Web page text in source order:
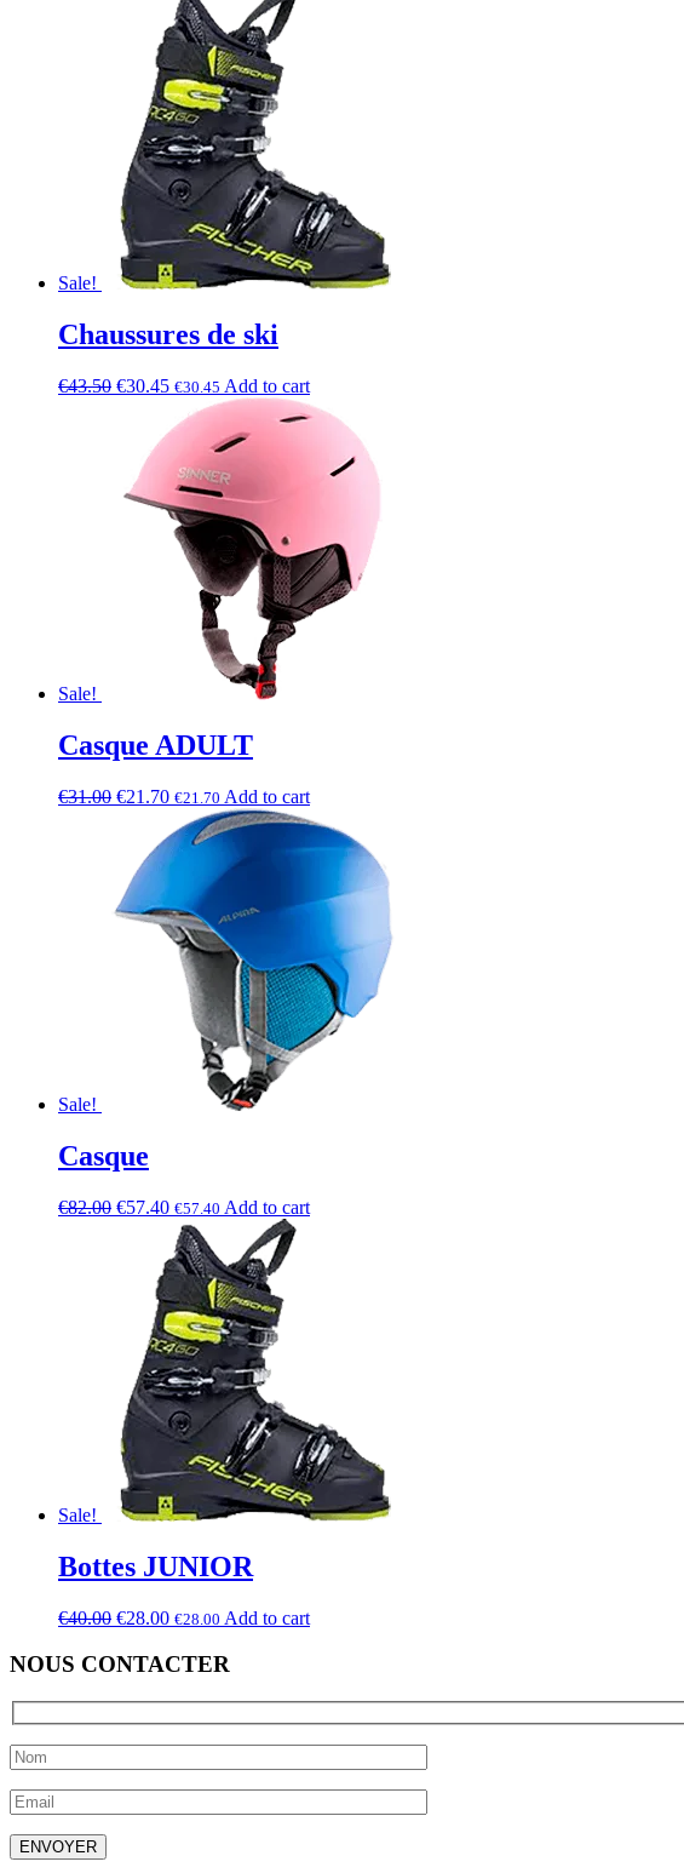
Sale!
Chaussures de ski
€43.50 €30.45 €30.45 Add to cart
Sale!
Casque ADULT
€31.00 €21.70 €21.70 Add to cart
Sale!
Casque
€82.00 €57.40 €57.40 Add to cart
Sale!
Bottes JUNIOR
€40.00 €28.00 €28.00 Add to cart
NOUS CONTACTER
Laissez ce champ vide.